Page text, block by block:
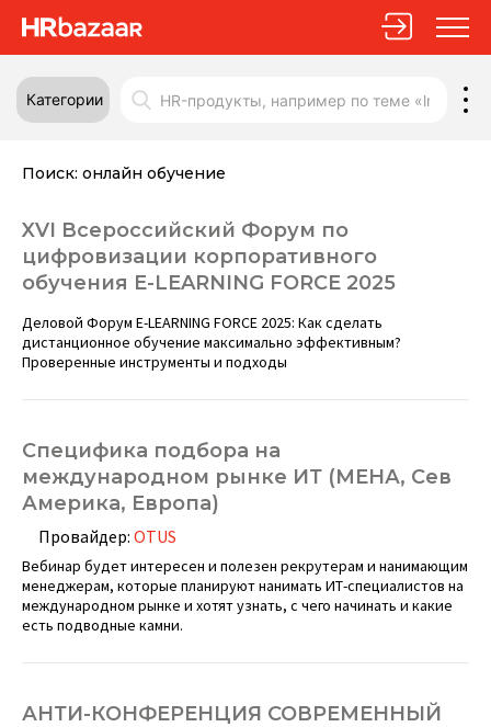
Категории
Поиск: онлайн обучение
XVI Всероссийский Форум по
цифровизации корпоративного
обучения E-LEARNING FORCE 2025
Деловой Форум E-LEARNING FORCE 2025: Как сделать
дистанционное обучение максимально эффективным?
Проверенные инструменты и подходы
Специфика подбора на
международном рынке ИТ (МЕНА, Сев
Америка, Европа)
Провайдер: OTUS
Вебинар будет интересен и полезен рекрутерам и нанимающим
менеджерам, которые планируют нанимать ИТ-специалистов на
международном рынке и хотят узнать, с чего начинать и какие
есть подводные камни.
АНТИ-КОНФЕРЕНЦИЯ СОВРЕМЕННЫЙ